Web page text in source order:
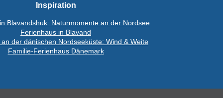
Inspiration
Blavandshuk: Naturmomente an der Nordsee
Ferienhaus in Blavand
der dänischen Nordseeküste: Wind & Weite
Familie-Ferienhaus Dänemark